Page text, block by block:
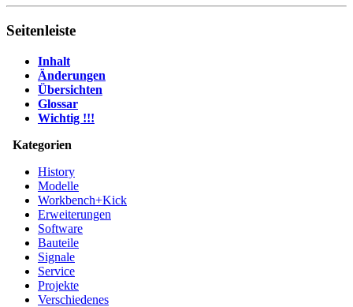
Seitenleiste
Inhalt
Änderungen
Übersichten
Glossar
Wichtig !!!
Kategorien
History
Modelle
Workbench+Kick
Erweiterungen
Software
Bauteile
Signale
Service
Projekte
Verschiedenes